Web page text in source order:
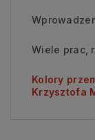
Wiele prac,
Kolory
Krzysztofa